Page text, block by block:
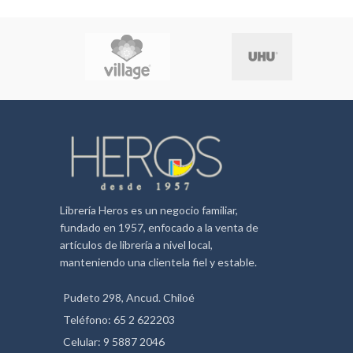
Librería Heros es un negocio familiar,
fundado en 1957, enfocado a la venta de
artículos de librería a nivel local,
manteniendo una clientela fiel y estable.
Pudeto 298, Ancud. Chiloé
Teléfono: 65 2 622203
Celular: 9 5887 2046